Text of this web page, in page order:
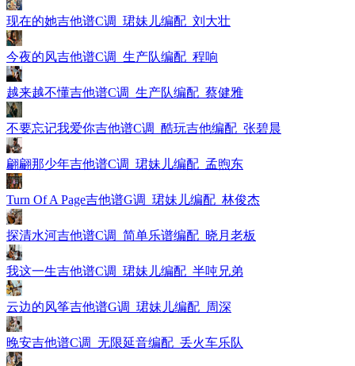
现在的她吉他谱C调_珺妹儿编配_刘大壮
今夜的风吉他谱C调_生产队编配_程响
越来越不懂吉他谱C调_生产队编配_蔡健雅
不要忘记我爱你吉他谱C调_酷玩吉他编配_张碧晨
翩翩那少年吉他谱C调_珺妹儿编配_孟煦东
Turn Of A Page吉他谱G调_珺妹儿编配_林俊杰
探清水河吉他谱C调_简单乐谱编配_晓月老板
我这一生吉他谱C调_珺妹儿编配_半吨兄弟
云边的风筝吉他谱G调_珺妹儿编配_周深
晚安吉他谱C调_无限延音编配_丢火车乐队